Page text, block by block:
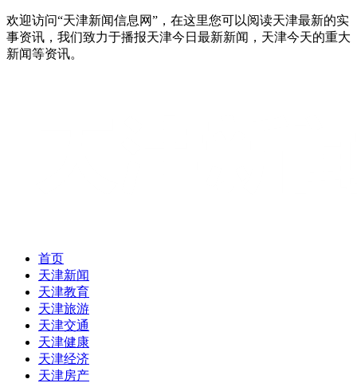
欢迎访问“天津新闻信息网”，在这里您可以阅读天津最新的实
事资讯，我们致力于播报天津今日最新新闻，天津今天的重大
新闻等资讯。
首页
天津新闻
天津教育
天津旅游
天津交通
天津健康
天津经济
天津房产